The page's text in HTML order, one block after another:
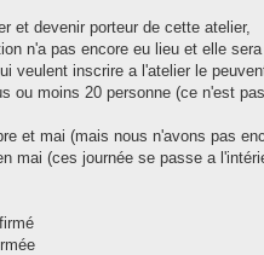
et devenir porteur de cette atelier,
n'a pas encore eu lieu et elle
veulent inscrire a l'atelier le
moins 20 personne (ce n'est
et mai (mais nous n'avons pas
mai (ces journée se passe a